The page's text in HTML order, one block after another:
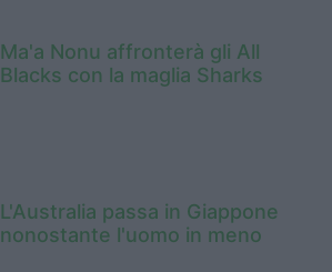
Ma'a Nonu affronterà gli All
Blacks con la maglia Sharks
L'Australia passa in Giappone
nonostante l'uomo in meno